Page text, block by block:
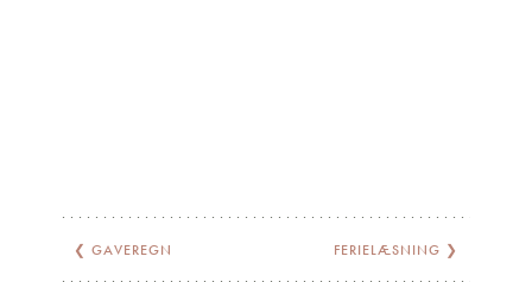
❮ GAVEREGN FERIELÆSNING ❯